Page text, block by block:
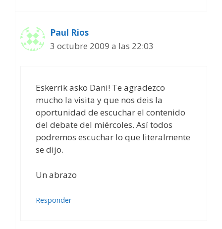
Paul Rios
3 octubre 2009 a las 22:03
Eskerrik asko Dani! Te agradezco
mucho la visita y que nos deis la
oportunidad de escuchar el contenido
del debate del miércoles. Así todos
podremos escuchar lo que literalmente
se dijo.
Un abrazo
Responder